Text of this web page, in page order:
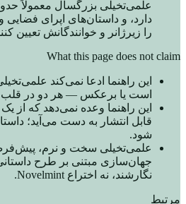
دارد، و داستان‌های اپرای
را زیرژانر و خوانندگانش تعیین
What this page does not claim
این راهنما ادعا نمی‌کند
است یا برعکس — هر دو در قلب
این راهنما وعده نمی‌دهد که از
قابل انتشار به دست می‌آید؛
شود.
علمی‌تخیلی سخت و نرم،
جهان‌سازی مبتنی بر طرح
نگارشند، نه اختراع Novelmint.
مرتبط